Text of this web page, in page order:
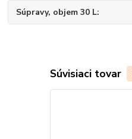
Súpravy, objem 30 L
Súvisiaci tovar